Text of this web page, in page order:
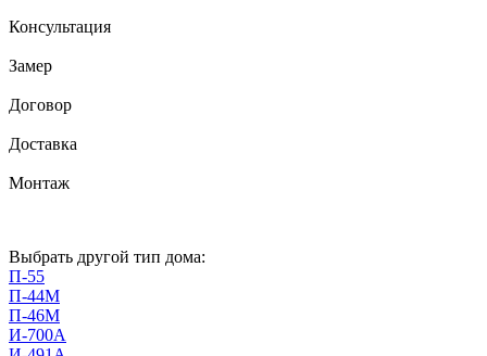
Консультация
Замер
Договор
Доставка
Монтаж
Выбрать другой тип дома:
П-55
П-44М
П-46М
И-700А